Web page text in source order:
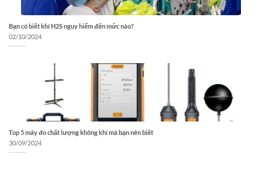
Bạn có biết khí H2S nguy hiểm đến mức nào?
02/10/2024
Top 5 máy đo chất lượng không khí mà bạn nên biết
30/09/2024